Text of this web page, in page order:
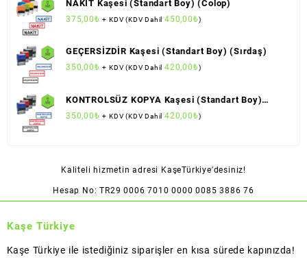
NAKİT Kaşesi (Standart Boy) (Colop)
375,00₺ + KDV (KDV Dahil450,00₺)
GEÇERSİZDİR Kaşesi (Standart Boy) (Sırdaş)
350,00₺ + KDV (KDV Dahil420,00₺)
KONTROLSÜZ KOPYA Kaşesi (Standart Boy)
(Sırdaş)
350,00₺ + KDV (KDV Dahil420,00₺)
Kaliteli hizmetin adresi KaşeTürkiye'desiniz!
Hesap No: TR29 0006 7010 0000 0085 3886 76
Kaşe Türkiye
Kaşe Türkiye ile istediğiniz siparişler en kısa sürede kapınızda!